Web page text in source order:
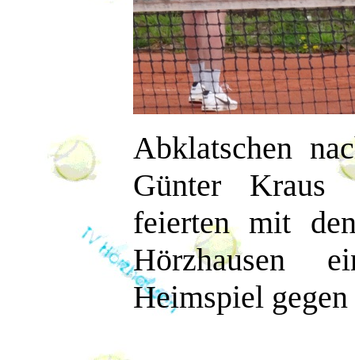
Abklatschen
Günter Kraus
feierten mit
Hörzhausen
Heimspiel